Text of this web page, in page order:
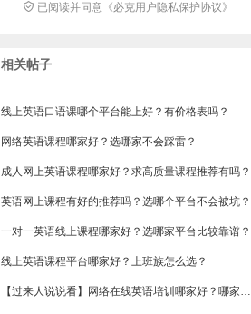
 已阅读并同意《必克用户隐私保护协议》
相关帖子
线上英语口语课哪个平台能上好？有价格表吗？
​网络英语课程哪家好？选哪家不会踩雷？
成人网上英语课程哪家好？求高质量课程推荐有吗？
​英语网上课程有好的推荐吗？选哪个平台不会被坑？
​一对一英语线上课程哪家好？选哪家平台比较靠谱？
线上英语课程平台哪家好？上班族怎么选？
【过来人说说看】网络在线英语培训哪家好？哪家性价比会更高一些？